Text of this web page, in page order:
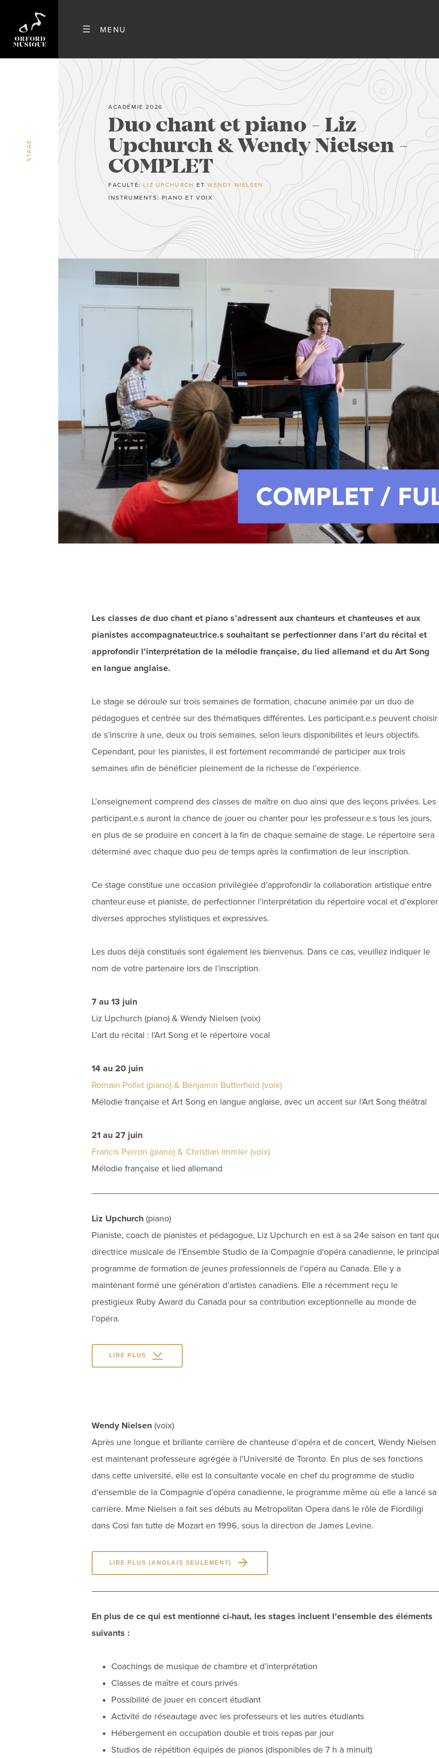
STAGE
ACADÉMIE 2026
Duo chant et piano - Liz
Upchurch & Wendy Nielsen -
COMPLET
FACULTÉ:LIZ UPCHURCH ETWENDY NIELSEN
INSTRUMENTS: PIANO ET VOIX
Les classes de duo chant et piano s’adressent aux chanteurs et chanteuses et aux
pianistes accompagnateur.trice.s souhaitant se perfectionner dans l’art du récital et
approfondir l’interprétation de la mélodie française, du lied allemand et du Art Song
en langue anglaise.
Le stage se déroule sur trois semaines de formation, chacune animée par un duo de
pédagogues et centrée sur des thématiques différentes. Les participant.e.s peuvent choisir
de s’inscrire à une, deux ou trois semaines, selon leurs disponibilités et leurs objectifs.
Cependant, pour les pianistes, il est fortement recommandé de participer aux trois
semaines afin de bénéficier pleinement de la richesse de l’expérience.
L’enseignement comprend des classes de maître en duo ainsi que des leçons privées. Les
participant.e.s auront la chance de jouer ou chanter pour les professeur.e.s tous les jours,
en plus de se produire en concert à la fin de chaque semaine de stage. Le répertoire sera
déterminé avec chaque duo peu de temps après la confirmation de leur inscription.
Ce stage constitue une occasion privilégiée d’approfondir la collaboration artistique entre
chanteur.euse et pianiste, de perfectionner l’interprétation du répertoire vocal et d’explorer
diverses approches stylistiques et expressives.
Les duos déjà constitués sont également les bienvenus. Dans ce cas, veuillez indiquer le
nom de votre partenaire lors de l’inscription.
7 au 13 juin
Liz Upchurch (piano) & Wendy Nielsen (voix)
L’art du récital : l’Art Song et le répertoire vocal
14 au 20 juin
Romain Pollet (piano) & Benjamin Butterfield (voix)
Mélodie française et Art Song en langue anglaise, avec un accent sur l’Art Song théâtral
21 au 27 juin
Francis Perron (piano) & Christian Immler (voix)
Mélodie française et lied allemand
Liz Upchurch(piano)
Pianiste, coach de pianistes et pédagogue, Liz Upchurch en est à sa 24e saison en tant
directrice musicale de l’Ensemble Studio de la Compagnie d’opéra canadienne, le principal
programme de formation de jeunes professionnels de l’opéra au Canada. Elle y a
maintenant formé une génération d’artistes canadiens. Elle a récemment reçu le
prestigieux Ruby Award du Canada pour sa contribution exceptionnelle au monde de
l’opéra.
LIRE PLUS
Wendy Nielsen (voix)
Après une longue et brillante carrière de chanteuse d’opéra et de concert, Wendy Nielsen
est maintenant professeure agrégée à l’Université de Toronto. En plus de ses fonctions
dans cette université, elle est la consultante vocale en chef du programme de studio
d’ensemble de la Compagnie d’opéra canadienne, le programme même où elle a lancé sa
carrière. Mme Nielsen a fait ses débuts au Metropolitan Opera dans le rôle de Fiordiligi
dans Cosi fan tutte de Mozart en 1996, sous la direction de James Levine.
LIRE PLUS (ANGLAIS SEULEMENT)
En plus de ce qui est mentionné ci-haut, les stages incluent l’ensemble des éléments
suivants :
Coachings de musique de chambre et d’interprétation
Classes de maître et cours privés
Possibilité de jouer en concert étudiant
Activité de réseautage avec les professeurs et les autres étudiants
Hébergement en occupation double et trois repas par jour
Studios de répétition équipés de pianos (disponibles de 7 h à minuit)